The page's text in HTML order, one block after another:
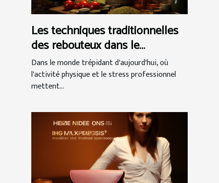
Les techniques traditionnelles
des rebouteux dans le
traitement des douleurs
musculaires et articulaires
Dans le monde trépidant d'aujourd'hui, où
l'activité physique et le stress professionnel
mettent...